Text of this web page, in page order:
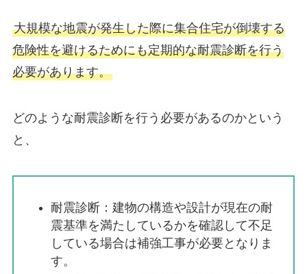
大規模な地震が発生した際に集合住宅が倒壊する
危険性を避けるためにも定期的な耐震診断を行う
必要があります。
どのような耐震診断を行う必要があるのかという
と、
耐震診断：建物の構造や設計が現在の耐
震基準を満たしているかを確認して不足
している場合は補強工事が必要となりま
す。